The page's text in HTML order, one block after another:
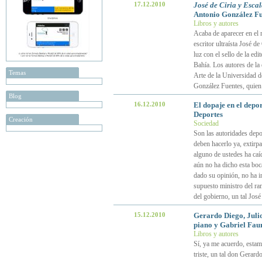
Temas
Blog
Creación
17.12.2010
José de Ciria y
Antonio González
Libros y autores
Acaba de aparecer en
escritor ultraísta José
luz con el sello de la
Bahía. Los autores de
Arte de la Universidad
González Fuentes,
16.12.2010
El dopaje en el
Deportes
Sociedad
Son las autoridades
deben hacerlo ya,
alguno de ustedes ha
aún no ha dicho esta
dado su opinión, no ha
supuesto ministro del
del gobierno, un tal
15.12.2010
Gerardo Diego,
piano y Gabriel
Libros y autores
Sí, ya me acuerdo,
triste, un tal don